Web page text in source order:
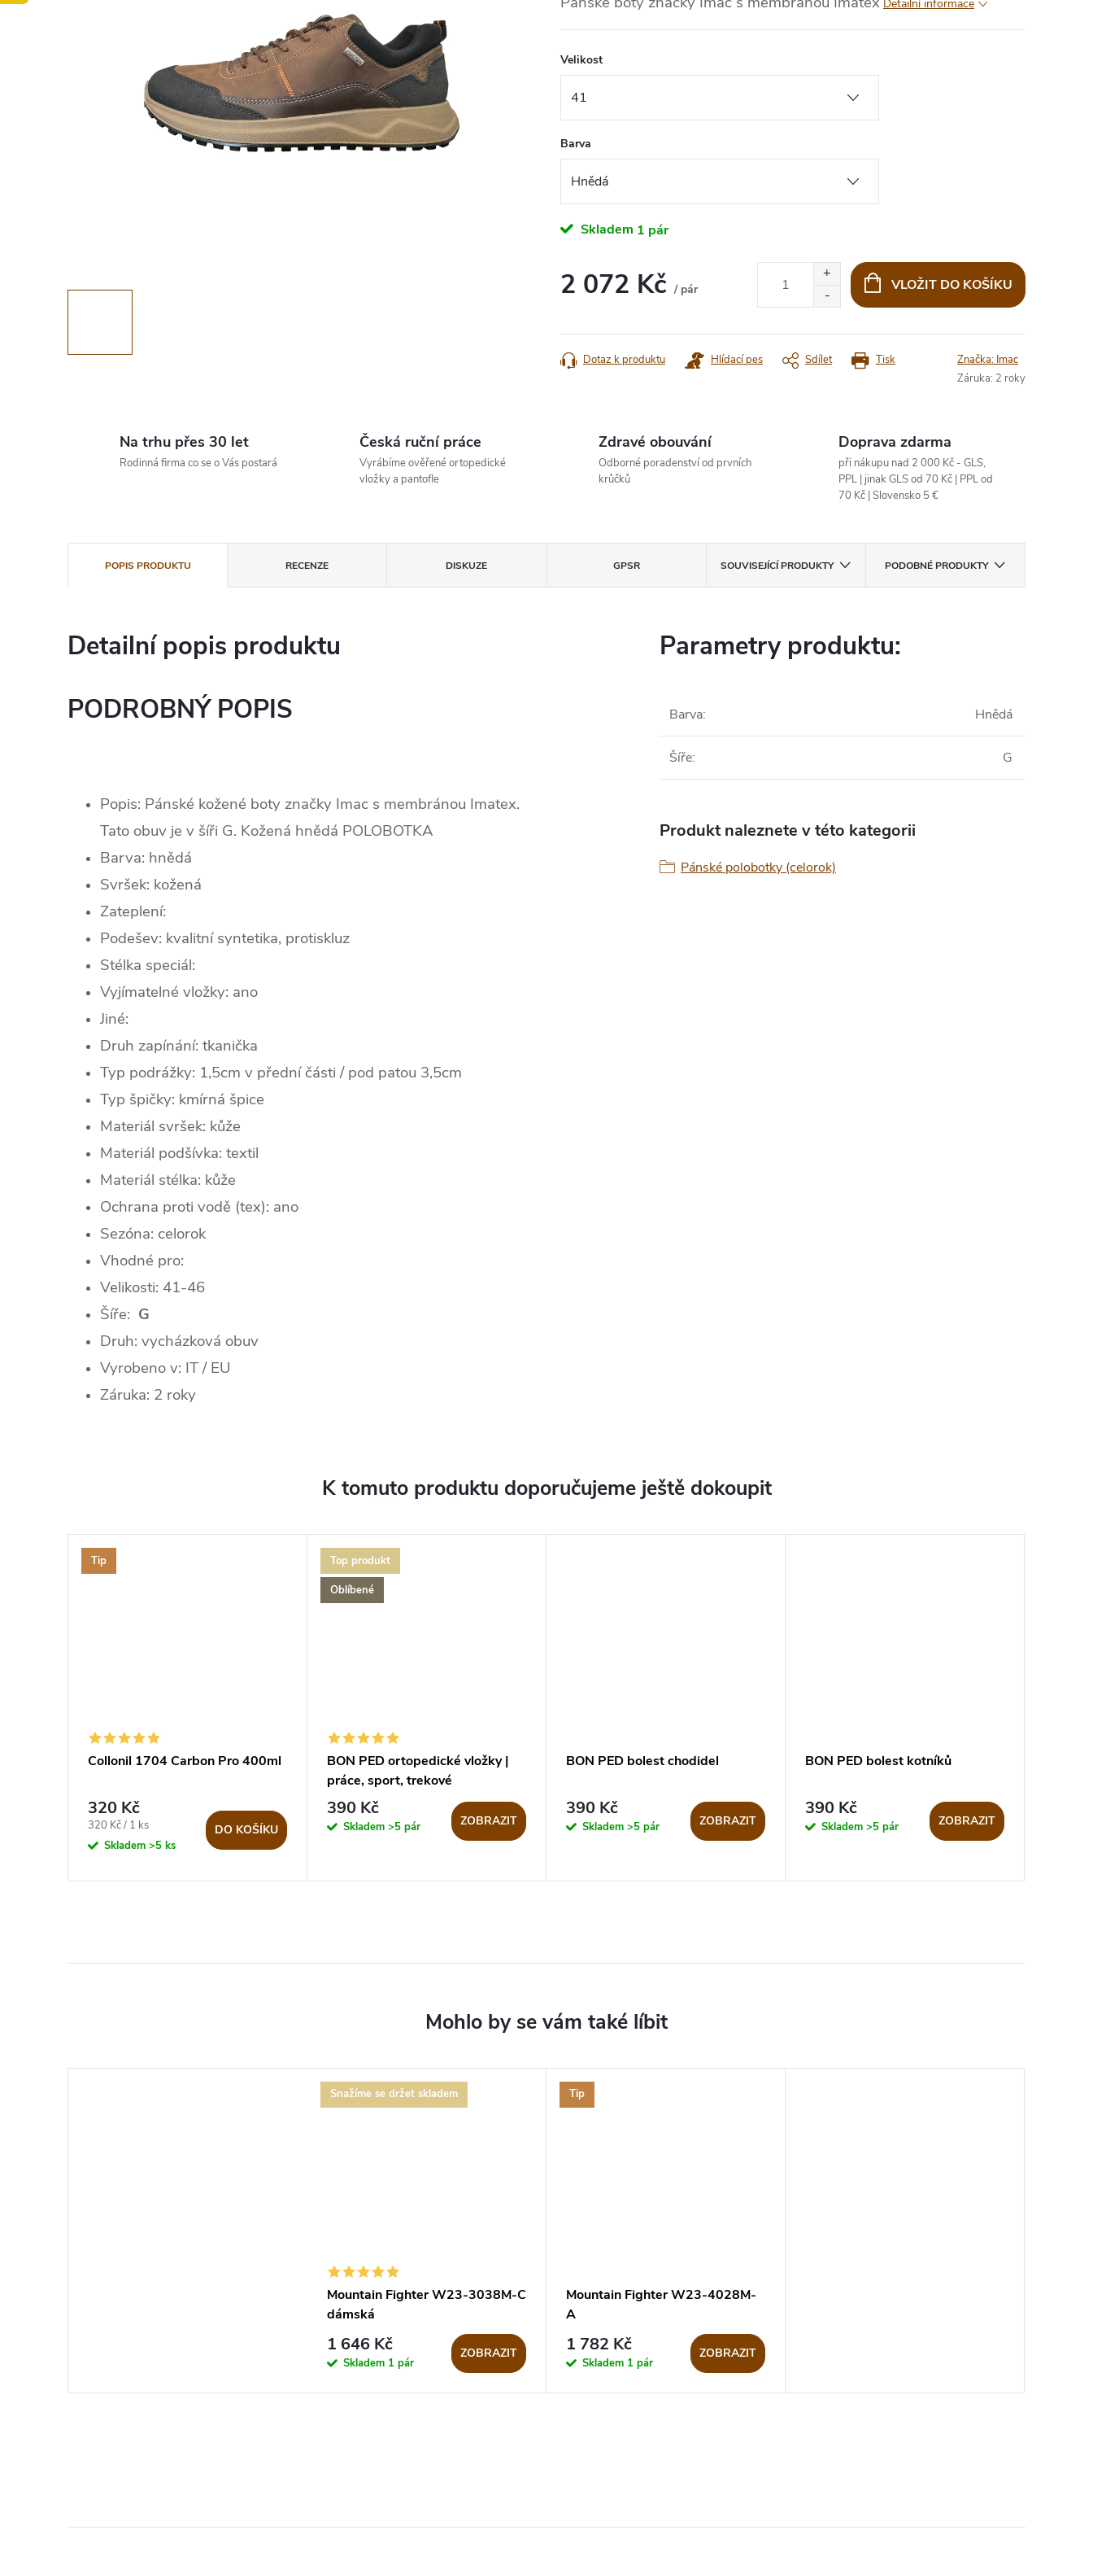
Detailní informace
Velikost
Barva
Skladem 1 pár
2 072 Kč / pár
VLOŽIT DO KOŠÍKU
Tisk
Dotaz k produktu Hlídací pes Sdílet Značka: Imac
Záruka: 2 roky
Na trhu přes 30 let
Rodinná firma co se o Vás postará
Česká ruční práce
Vyrábíme ověřené ortopedické
vložky a pantofle
Zdravé obouvání
Odborné poradenství od prvních
krůčků
Doprava zdarma
při nákupu nad 2 000 Kč - GLS,
PPL | jinak GLS od 70 Kč | PPL od
70 Kč | Slovensko 5 €
POPIS PRODUKTU RECENZE DISKUZE GPSR SOUVISEJÍCÍ PRODUKTY PODOBNÉ PRODUKTY
Detailní popis produktu
PODROBNÝ POPIS
Popis: Pánské kožené boty značky Imac s membránou Imatex.
Tato obuv je v šíři G. Kožená hnědá POLOBOTKA
Barva: hnědá
Svršek: kožená
Zateplení:
Podešev: kvalitní syntetika, protiskluz
Stélka speciál:
Vyjímatelné vložky: ano
Jiné:
Druh zapínání: tkanička
Typ podrážky: 1,5cm v přední části / pod patou 3,5cm
Typ špičky: kmírná špice
Materiál svršek: kůže
Materiál podšívka: textil
Materiál stélka: kůže
Ochrana proti vodě (tex): ano
Sezóna: celorok
Vhodné pro:
Velikosti: 41-46
Šíře: G
Druh: vycházková obuv
Vyrobeno v: IT / EU
Záruka: 2 roky
Parametry produktu:
Barva: Hnědá
Šíře: G
Produkt naleznete v této kategorii
Pánské polobotky (celorok)
K tomuto produktu doporučujeme ještě dokoupit
Tip
Collonil 1704 Carbon Pro 400ml
320 Kč
Měrná
cena:
320 Kč / 1 ks
Skladem >5 ks
DO KOŠÍKU
Top produkt
Oblíbené
BON PED ortopedické vložky |
práce, sport, trekové
390 Kč
Skladem >5 pár ZOBRAZIT
BON PED bolest chodidel
390 Kč
Skladem >5 pár ZOBRAZIT
BON PED bolest kotníků
390 Kč
Skladem >5 pár ZOBRAZIT
Snažíme se držet skladem
Mountain Fighter W23-3038M-C
dámská
1 646 Kč
Skladem 1 pár
ZOBRAZIT
Tip
Mountain Fighter W23-4028M-
A
1 782 Kč
Skladem 1 pár
ZOBRAZIT